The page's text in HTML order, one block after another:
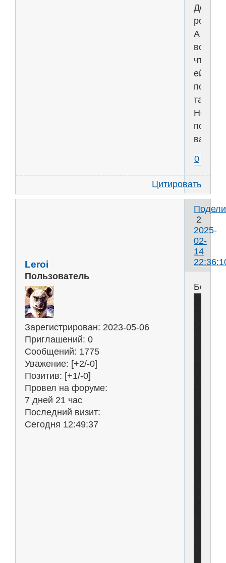
День
А
вот
что
ей
такого?
Не
0
Цитировать
2
2025-
02-
14
Leroi
Пользователь
Зарегистрирован: 2023-05-06
Приглашений: 0
Сообщений: 1775
Уважение: [+2/-0]
Позитив: [+1/-0]
Провел на форуме:
7 дней 21 час
Последний визит:
Сегодня 12:49:37